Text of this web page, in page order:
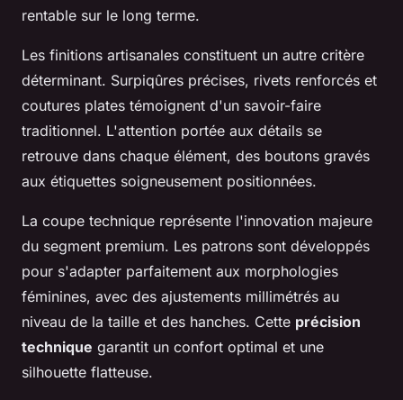
rentable sur le long terme.
Les finitions artisanales constituent un autre critère
déterminant. Surpiqûres précises, rivets renforcés et
coutures plates témoignent d'un savoir-faire
traditionnel. L'attention portée aux détails se
retrouve dans chaque élément, des boutons gravés
aux étiquettes soigneusement positionnées.
La coupe technique représente l'innovation majeure
du segment premium. Les patrons sont développés
pour s'adapter parfaitement aux morphologies
féminines, avec des ajustements millimétrés au
niveau de la taille et des hanches. Cette précision
technique garantit un confort optimal et une
silhouette flatteuse.